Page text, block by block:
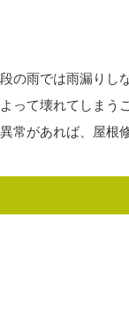
の雨では雨漏りし
って壊れてしまう
常があれば、屋根